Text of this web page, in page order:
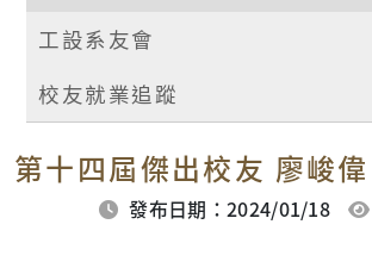
工設系友會
校友就業追蹤
第十四屆傑出校友 廖峻偉
發布日期：2024/01/18